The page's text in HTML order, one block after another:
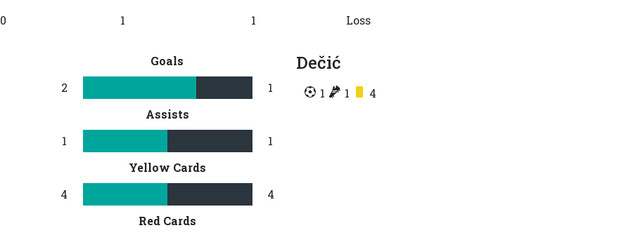
0 1 1 Loss
Dečić
1 1 4
Goals
2
1
Assists
1
1
Yellow Cards
4
4
Red Cards